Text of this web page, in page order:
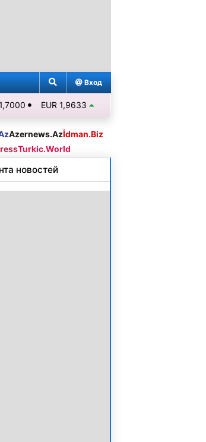
Вход
EUR 1,9633
Azernews.Azİdman.Biz
Turkic.World
новостей